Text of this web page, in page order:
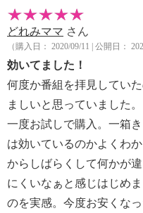
どれみママ さん
（購入日： 2020/09/11 | 公開日：
効いてました！
何度か番組を拝見してい
ましいと思っていました。
一度お試しで購入。一箱
は効いているのかよくわ
からしばらくして何かが
にくいなぁと感じはじめ
のを実感。今度お安くな